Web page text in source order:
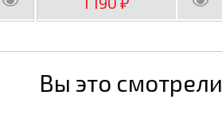
₽
Вы это смотрели